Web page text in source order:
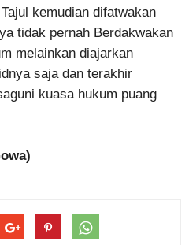
kemudian difatwakan
tidak pernah Berdakwakan
melainkan diajarkan
saja dan terakhir
kuasa hukum puang